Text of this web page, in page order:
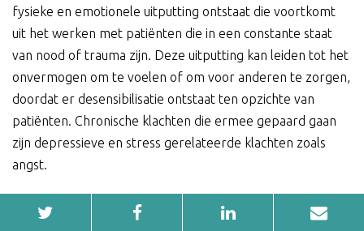
fysieke en emotionele uitputting ontstaat die voortkomt
uit het werken met patiënten die in een constante staat
van nood of trauma zijn. Deze uitputting kan leiden tot het
onvermogen om te voelen of om voor anderen te zorgen,
doordat er desensibilisatie ontstaat ten opzichte van
patiënten. Chronische klachten die ermee gepaard gaan
zijn depressieve en stress gerelateerde klachten zoals
angst.
Op termijn leidt het tot een verminderd vermogen om je